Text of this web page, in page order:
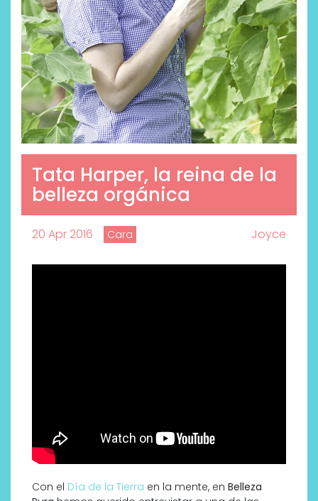
Tata Harper, la reina de la
belleza orgánica
20 Apr 2016 Cara Joyce
Con el Día de la Tierra en la mente, en Belleza